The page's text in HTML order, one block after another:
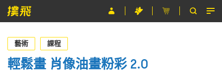
節目
主辦單位
藝術 課程
輕鬆畫 肖像油畫粉彩 2.0